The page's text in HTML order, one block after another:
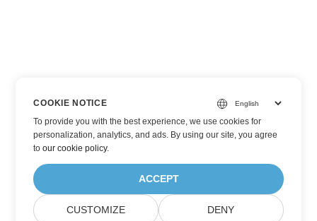
COOKIE NOTICE
To provide you with the best experience, we use cookies for
personalization, analytics, and ads. By using our site, you agree
toour cookie policy.
ACCEPT
CUSTOMIZE DENY